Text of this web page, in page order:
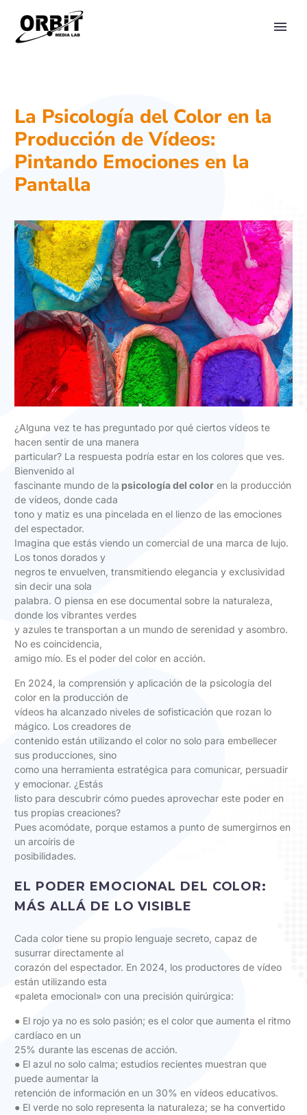
La Psicología del Color en la
Producción de Vídeos:
Pintando Emociones en la
Pantalla
¿Alguna vez te has preguntado por qué ciertos vídeos te
hacen sentir de una manera
particular? La respuesta podría estar en los colores que ves.
Bienvenido al
fascinante mundo de la psicología del color en la producción
de vídeos, donde cada
tono y matiz es una pincelada en el lienzo de las emociones
del espectador.
Imagina que estás viendo un comercial de una marca de lujo.
Los tonos dorados y
negros te envuelven, transmitiendo elegancia y exclusividad
sin decir una sola
palabra. O piensa en ese documental sobre la naturaleza,
donde los vibrantes verdes
y azules te transportan a un mundo de serenidad y asombro.
No es coincidencia,
amigo mío. Es el poder del color en acción.
En 2024, la comprensión y aplicación de la psicología del
color en la producción de
vídeos ha alcanzado niveles de sofisticación que rozan lo
mágico. Los creadores de
contenido están utilizando el color no solo para embellecer
sus producciones, sino
como una herramienta estratégica para comunicar, persuadir
y emocionar. ¿Estás
listo para descubrir cómo puedes aprovechar este poder en
tus propias creaciones?
Pues acomódate, porque estamos a punto de sumergirnos en
un arcoíris de
posibilidades.
EL PODER EMOCIONAL DEL COLOR:
MÁS ALLÁ DE LO VISIBLE
Cada color tiene su propio lenguaje secreto, capaz de
susurrar directamente al
corazón del espectador. En 2024, los productores de vídeo
están utilizando esta
«paleta emocional» con una precisión quirúrgica:
● El rojo ya no es solo pasión; es el color que aumenta el ritmo
cardíaco en un
25% durante las escenas de acción.
● El azul no solo calma; estudios recientes muestran que
puede aumentar la
retención de información en un 30% en vídeos educativos.
● El verde no solo representa la naturaleza; se ha convertido